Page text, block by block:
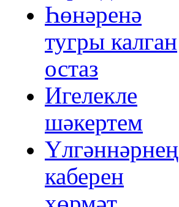
Һөнәренә
тугры калган
остаз
Игелекле
шәкертем
Үлгәннәрнең
каберен